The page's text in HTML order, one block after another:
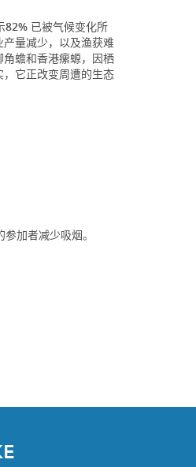
82% 已被气候变化所
量减少，以及渔获难
蟾和香港瘰螈，因栖
它正改变周遭的生态
加者减少吸烟。